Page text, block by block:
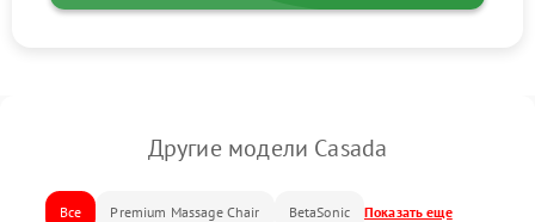
Другие модели Casada
Все Premium Massage Chair BetaSonic Показать еще